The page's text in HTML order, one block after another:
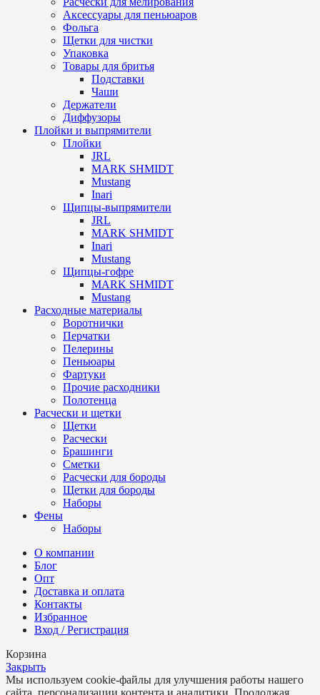
Аксессуары для пеньюаров
Фольга
Щетки для чистки
Упаковка
Товары для бритья
Подставки
Чаши
Держатели
Диффузоры
Плойки и выпрямители
Плойки
JRL
MARK SHMIDT
Mustang
Inari
Щипцы-выпрямители
JRL
MARK SHMIDT
Inari
Mustang
Щипцы-гофре
MARK SHMIDT
Mustang
Расходные материалы
Воротнички
Перчатки
Пелерины
Пеньюары
Фартуки
Прочие расходники
Полотенца
Расчески и щетки
Щетки
Расчески
Брашинги
Сметки
Расчески для бороды
Щетки для бороды
Наборы
Фены
Наборы
О компании
Блог
Опт
Доставка и оплата
Контакты
Избранное
Вход / Регистрация
Корзина
Закрыть
Мы используем cookie-файлы для улучшения работы нашего